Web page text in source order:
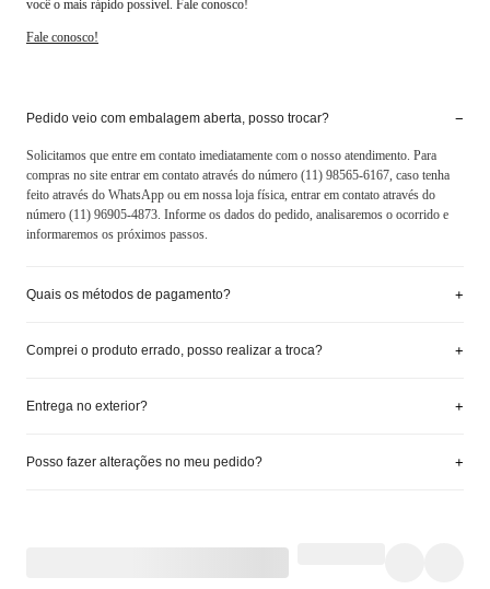
você o mais rápido possível. Fale conosco!
Fale conosco!
Pedido veio com embalagem aberta, posso trocar? −
Solicitamos que entre em contato imediatamente com o nosso atendimento. Para
compras no site entrar em contato através do número (11) 98565-6167, caso tenha
feito através do WhatsApp ou em nossa loja física, entrar em contato através do
número (11) 96905-4873. Informe os dados do pedido, analisaremos o ocorrido e
informaremos os próximos passos.
Quais os métodos de pagamento? +
Comprei o produto errado, posso realizar a troca? +
Entrega no exterior? +
Posso fazer alterações no meu pedido? +